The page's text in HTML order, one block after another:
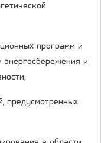
программ и
энергосбережения и
предусмотренных